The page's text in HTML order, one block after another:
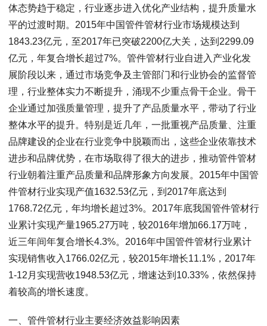
体态势趋于稳定，行业逐步进入优化产业结构，提升质量水
平的过渡时期。2015年中国管件管材行业市场规模达到
1843.23亿元，至2017年已突破2200亿大关，达到2299.09
亿元，年复合增长超过7%。管件管材行业自进入产业化发
展阶段以来，通过市场竞争及主管部门和行业协会的监督管
理，行业整体实力不断提升，涌现不少重点骨干企业。骨干
企业通过加强质量管理，提升了产品质量水平，带动了行业
整体水平的提升。特别是近几年，一批重视产品质量、注重
品牌建设的企业在行业竞争中脱颖而出，这些企业依靠技术
进步和品牌优势，在市场取得了很大的进步，推动管件管材
行业朝着注重产品质量和品牌形象方向发展。2015年中国管
件管材行业实现产值1632.53亿元，到2017年底达到
1768.72亿元，年均增长超过3%。2017年底我国管件管材行
业累计实现产量1965.27万吨，较2016年增加66.17万吨，
近三年间年复合增长4.3%。2016年中国管件管材行业累计
实现销售收入1766.02亿元，较2015年增长11.1%，2017年
1-12月实现营收1948.53亿元，增速达到10.33%，依然保持
着较高的增长速度。
一、管件管材行业主要经济效益影响因素